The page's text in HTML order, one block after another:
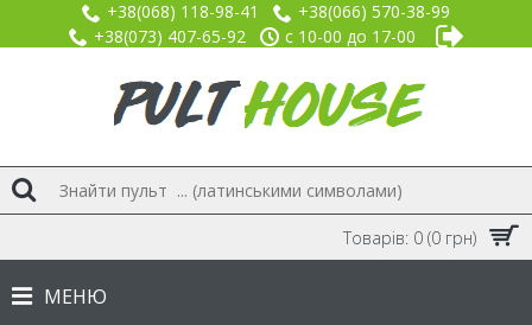
+38(068) 118-98-41
+38(066) 570-38-99
+38(073) 407-65-92
с 10-00 до 17-00
Товарів: 0 (0 грн)
МЕНЮ